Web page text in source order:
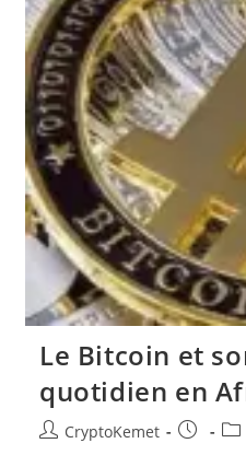
Le Bitcoin et
quotidien en
Auteur/autrice
CryptoKemet